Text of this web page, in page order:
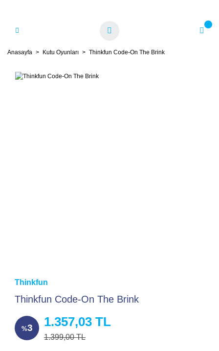
Anasayfa Kutu Oyunları Thinkfun Code-On The Brink
Thinkfun
Thinkfun Code-On The Brink
%3 1.357,03 TL
1.399,00 TL